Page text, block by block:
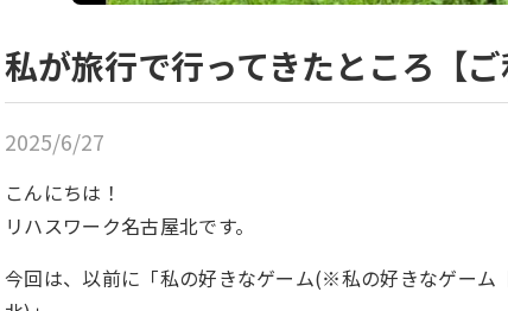
私が旅行で行ってきたところ【ご
2025/6/27
こんにちは！
リハスワーク名古屋北です。
今回は、以前に「私の好きなゲーム(※私の好きなゲーム